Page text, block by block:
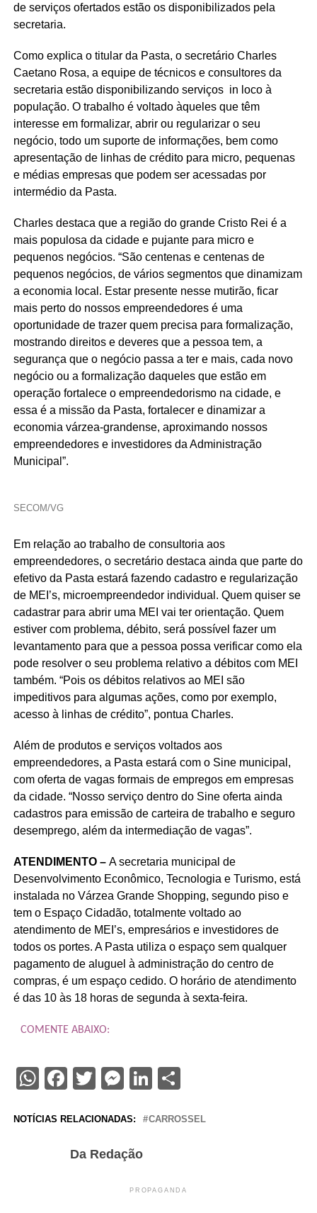
de serviços ofertados estão os disponibilizados pela
secretaria.
Como explica o titular da Pasta, o secretário Charles
Caetano Rosa, a equipe de técnicos e consultores da
secretaria estão disponibilizando serviços in loco à
população. O trabalho é voltado àqueles que têm
interesse em formalizar, abrir ou regularizar o seu
negócio, todo um suporte de informações, bem como
apresentação de linhas de crédito para micro, pequenas
e médias empresas que podem ser acessadas por
intermédio da Pasta.
Charles destaca que a região do grande Cristo Rei é a
mais populosa da cidade e pujante para micro e
pequenos negócios. “São centenas e centenas de
pequenos negócios, de vários segmentos que dinamizam
a economia local. Estar presente nesse mutirão, ficar
mais perto do nossos empreendedores é uma
oportunidade de trazer quem precisa para formalização,
mostrando direitos e deveres que a pessoa tem, a
segurança que o negócio passa a ter e mais, cada novo
negócio ou a formalização daqueles que estão em
operação fortalece o empreendedorismo na cidade, e
essa é a missão da Pasta, fortalecer e dinamizar a
economia várzea-grandense, aproximando nossos
empreendedores e investidores da Administração
Municipal”.
SECOM/VG
Em relação ao trabalho de consultoria aos
empreendedores, o secretário destaca ainda que parte do
efetivo da Pasta estará fazendo cadastro e regularização
de MEI’s, microempreendedor individual. Quem quiser se
cadastrar para abrir uma MEI vai ter orientação. Quem
estiver com problema, débito, será possível fazer um
levantamento para que a pessoa possa verificar como ela
pode resolver o seu problema relativo a débitos com MEI
também. “Pois os débitos relativos ao MEI são
impeditivos para algumas ações, como por exemplo,
acesso à linhas de crédito”, pontua Charles.
Além de produtos e serviços voltados aos
empreendedores, a Pasta estará com o Sine municipal,
com oferta de vagas formais de empregos em empresas
da cidade. “Nosso serviço dentro do Sine oferta ainda
cadastros para emissão de carteira de trabalho e seguro
desemprego, além da intermediação de vagas”.
ATENDIMENTO –A secretaria municipal de
Desenvolvimento Econômico, Tecnologia e Turismo, está
instalada no Várzea Grande Shopping, segundo piso e
tem o Espaço Cidadão, totalmente voltado ao
atendimento de MEI’s, empresários e investidores de
todos os portes. A Pasta utiliza o espaço sem qualquer
pagamento de aluguel à administração do centro de
compras, é um espaço cedido. O horário de atendimento
é das 10 às 18 horas de segunda à sexta-feira.
COMENTE ABAIXO:
WhatsApp
Facebook
Twitter
Messenger
LinkedIn
Share
NOTÍCIAS RELACIONADAS: CARROSSEL
Da Redação
PROPAGANDA